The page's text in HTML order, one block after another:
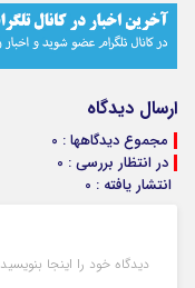
ارسال دیدگاه
مجموع دیدگاهها : 0
در انتظار بررسی : 0
انتشار یافته : 0
دیدگاه خود را اینجا بنویسید